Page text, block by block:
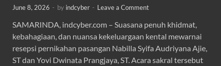
June 8, 2026 - by indcyber - Leave a Comment
SAMARINDA, indcyber.com – Suasana penuh khidmat,
kebahagiaan, dan nuansa kekeluargaan kental mewarnai
resepsi pernikahan pasangan Nabilla Syifa Audriyana Ajie,
ST dan Yovi Dwinata Prangjaya, ST. Acara sakral tersebut